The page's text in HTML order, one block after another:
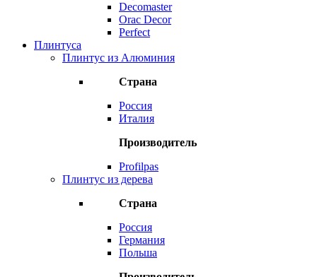
Decomaster
Orac Decor
Perfect
Плинтуса
Плинтус из Алюминия
Страна
Россия
Италия
Производитель
Profilpas
Плинтус из дерева
Страна
Россия
Германия
Польша